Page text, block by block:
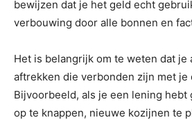
bewijzen dat je het geld echt
verbouwing door alle bonnen en
Het is belangrijk om te weten dat je
aftrekken die verbonden zijn met je
Bijvoorbeeld, als je een lening hebt
op te knappen, nieuwe kozijnen te